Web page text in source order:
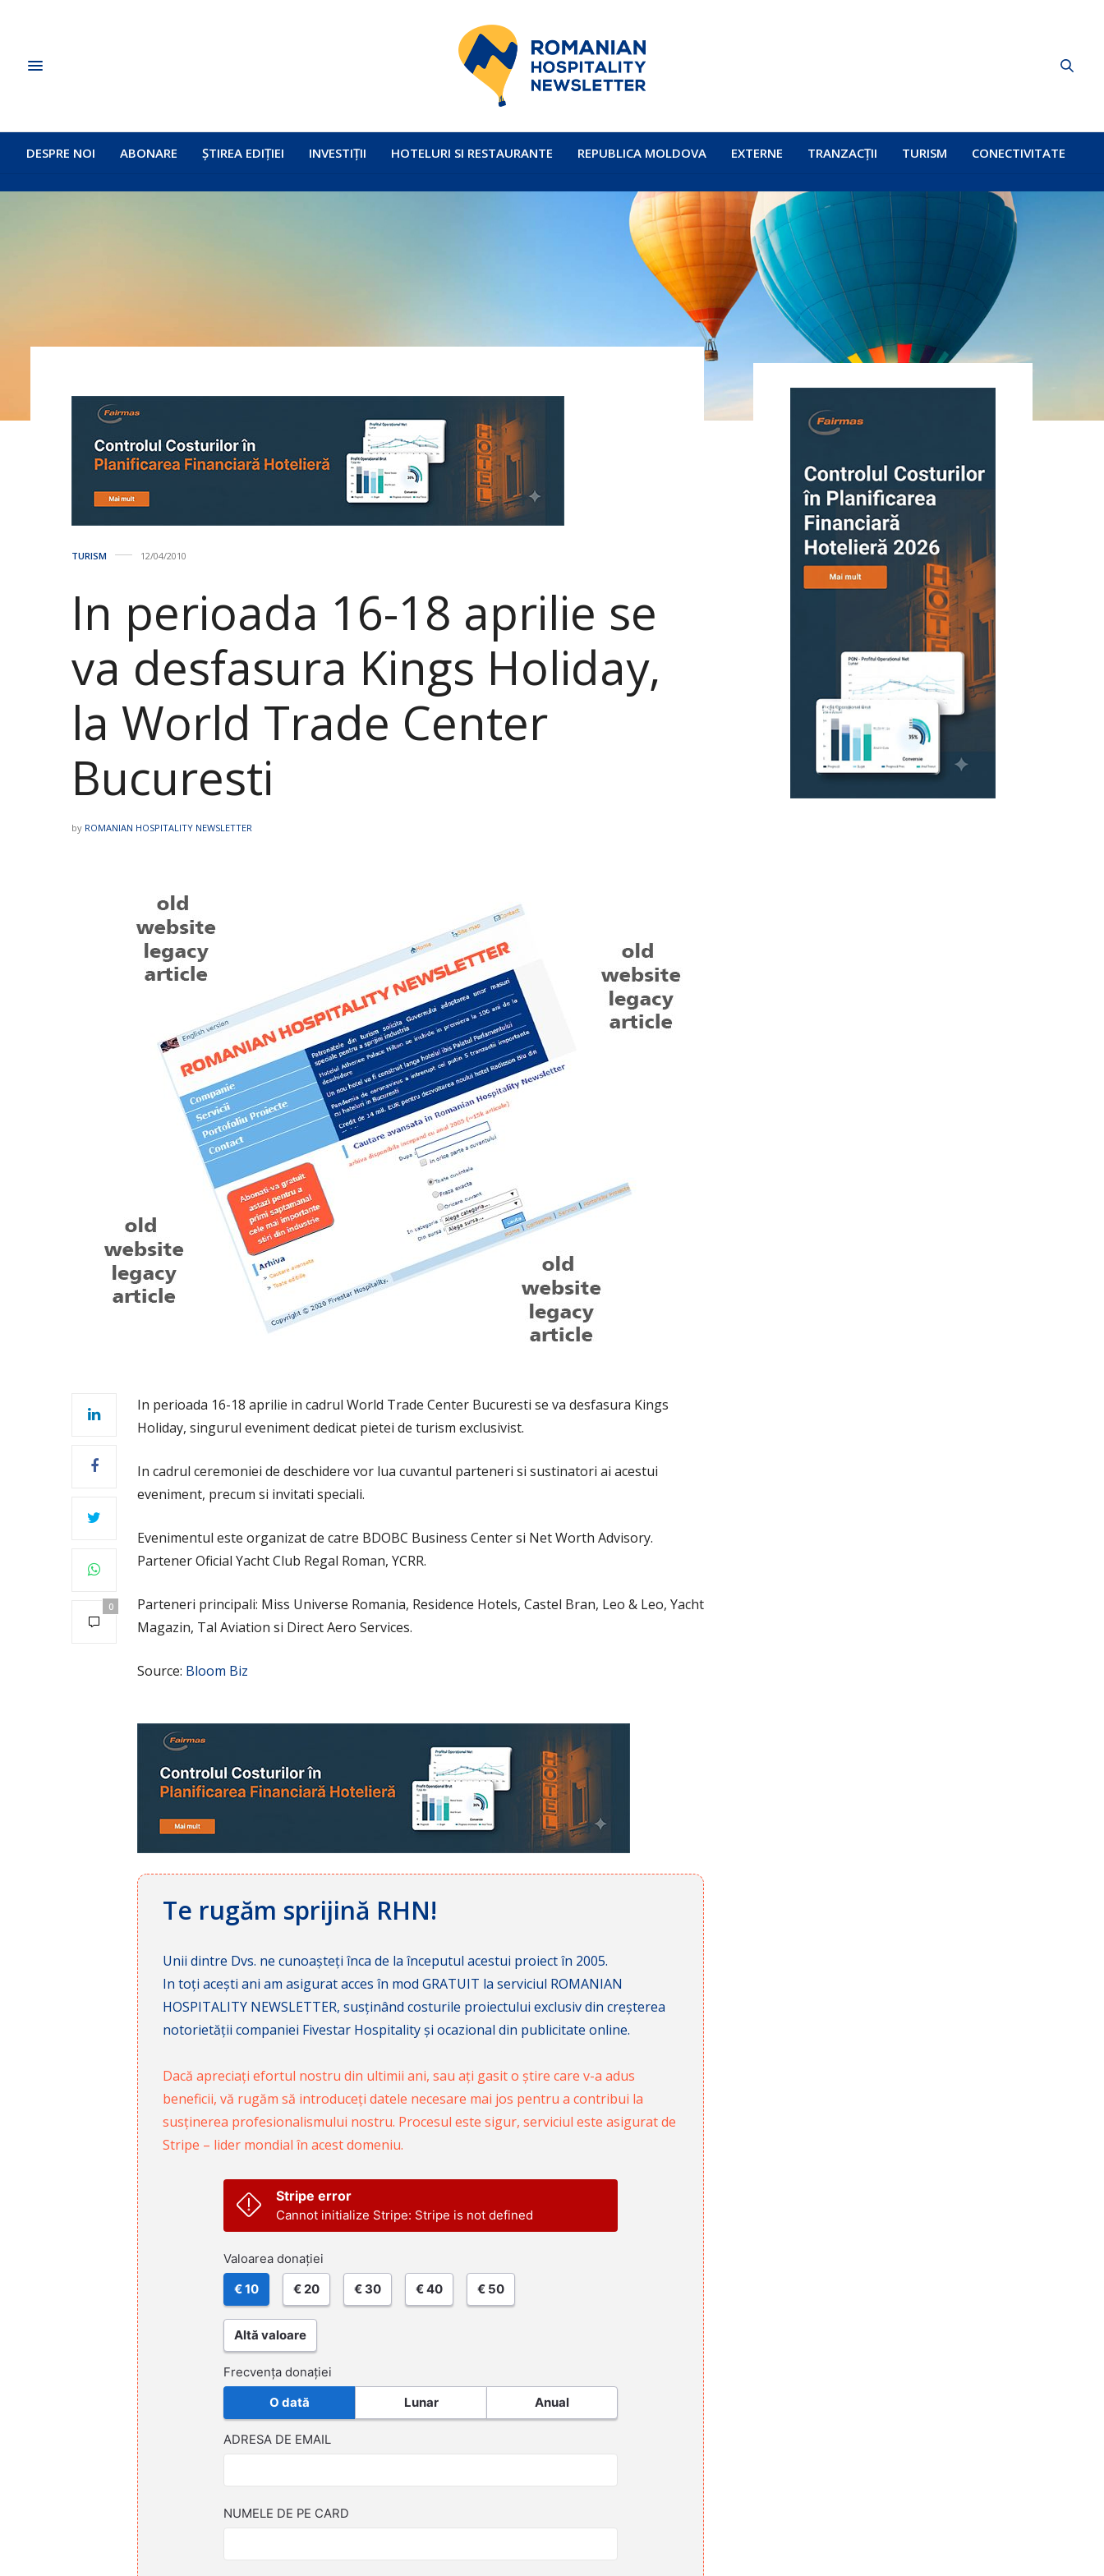
DESPRE NOI ABONARE ȘTIREA EDIȚIEI INVESTIȚII HOTELURI SI RESTAURANTE REPUBLICA MOLDOVA EXTERNE TRANZACȚII TURISM CONECTIVITATE
TURISM 12/04/2010
In perioada 16-18 aprilie se
va desfasura Kings Holiday,
la World Trade Center
Bucuresti
by ROMANIAN HOSPITALITY NEWSLETTER
0
In perioada 16-18 aprilie in cadrul World Trade Center Bucuresti se va desfasura Kings
Holiday, singurul eveniment dedicat pietei de turism exclusivist.
In cadrul ceremoniei de deschidere vor lua cuvantul parteneri si sustinatori ai acestui
eveniment, precum si invitati speciali.
Evenimentul este organizat de catre BDOBC Business Center si Net Worth Advisory.
Partener Oficial Yacht Club Regal Roman, YCRR.
Parteneri principali: Miss Universe Romania, Residence Hotels, Castel Bran, Leo & Leo, Yacht
Magazin, Tal Aviation si Direct Aero Services.
Source: Bloom Biz
Te rugăm sprijină RHN!
Unii dintre Dvs. ne cunoașteți înca de la începutul acestui proiect în 2005.
In toți acești ani am asigurat acces în mod GRATUIT la serviciul ROMANIAN
HOSPITALITY NEWSLETTER, susținând costurile proiectului exclusiv din creșterea
notorietății companiei Fivestar Hospitality și ocazional din publicitate online.
Dacă apreciați efortul nostru din ultimii ani, sau ați gasit o știre care v-a adus
beneficii, vă rugăm să introduceți datele necesare mai jos pentru a contribui la
susținerea profesionalismului nostru. Procesul este sigur, serviciul este asigurat de
Stripe – lider mondial în acest domeniu.
Stripe error
Cannot initialize Stripe: Stripe is not defined
Valoarea donației
€ 10 € 20 € 30 € 40 € 50
Altă valoare
Frecvența donației
O dată Lunar Anual
ADRESA DE EMAIL
NUMELE DE PE CARD